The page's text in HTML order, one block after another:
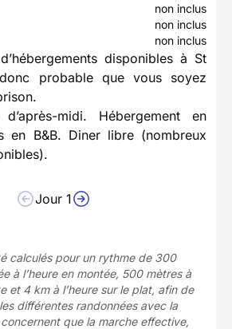
non inclus
non inclus
non inclus
disponibles à St
probable que vous soyez
midi. Hébergement en
en B&B. Diner libre (nombreux
Jour 1
calculés pour un rythme de 300
à l’heure en montée, 500 mètres à
et 4 km à l’heure sur le plat, afin de
différentes randonnées avec la
que la marche effective,